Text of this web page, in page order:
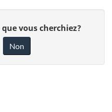
vous cherchiez?
Non